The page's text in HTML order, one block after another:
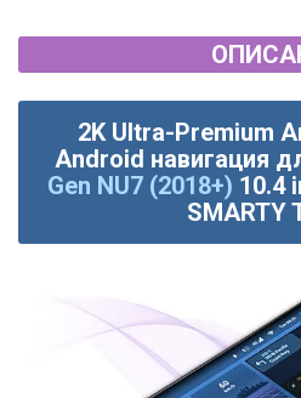
2K Ultra-Premium
Android навигация
Gen NU7 (2018+) 10.4
SMARTY